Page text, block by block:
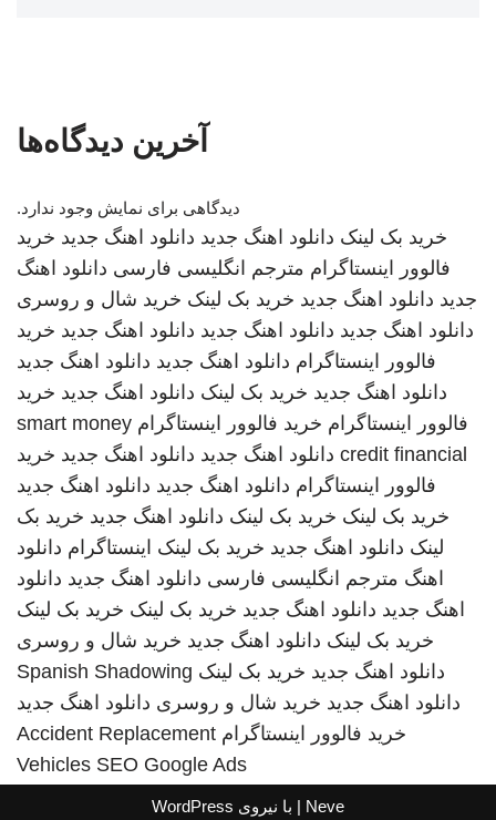
آخرین دیدگاه‌ها
دیدگاهی برای نمایش وجود ندارد.
خرید بک لینک دانلود اهنگ جدید دانلود اهنگ جدید خرید
فالوور اینستاگرام مترجم انگلیسی فارسی دانلود اهنگ
جدید دانلود اهنگ جدید خرید بک لینک خرید شال و روسری
دانلود اهنگ جدید دانلود اهنگ جدید دانلود اهنگ جدید خرید
فالوور اینستاگرام دانلود اهنگ جدید دانلود اهنگ جدید
دانلود اهنگ جدید خرید بک لینک دانلود اهنگ جدید خرید
فالوور اینستاگرام خرید فالوور اینستاگرام smart money
credit financial دانلود اهنگ جدید دانلود اهنگ جدید خرید
فالوور اینستاگرام دانلود اهنگ جدید دانلود اهنگ جدید
خرید بک لینک خرید بک لینک دانلود اهنگ جدید خرید بک
لینک دانلود اهنگ جدید خرید بک لینک اینستاگرام دانلود
اهنگ مترجم انگلیسی فارسی دانلود اهنگ جدید دانلود
اهنگ جدید دانلود اهنگ جدید خرید بک لینک خرید بک لینک
خرید بک لینک دانلود اهنگ جدید خرید شال و روسری
دانلود اهنگ جدید خرید بک لینک Spanish Shadowing
دانلود اهنگ جدید خرید شال و روسری دانلود اهنگ جدید
خرید فالوور اینستاگرام Accident Replacement
Vehicles SEO Google Ads
Neve | با نیروی WordPress